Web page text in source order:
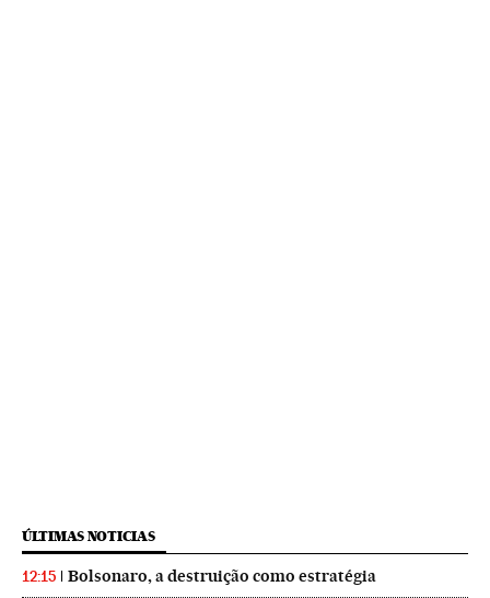
ÚLTIMAS NOTICIAS
12:15 Bolsonaro, a destruição como estratégia